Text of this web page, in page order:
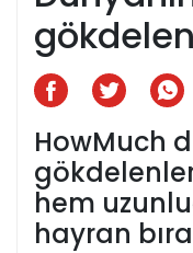
HowMuch
hem
hayran